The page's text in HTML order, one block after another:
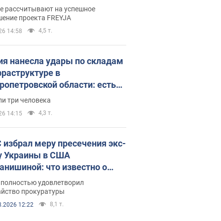
FREYJA: какие
готовятся
рассчитывают на успешное
проекта FREYJA
14:58 4,5 т.
нанесла удары по складам
в
области: есть
и раненые. Фото
три человека
14:15 4,3 т.
меру пресечения экс-
Украины в США
что известно о
удовлетворил
прокуратуры
12:22 8,1 т.